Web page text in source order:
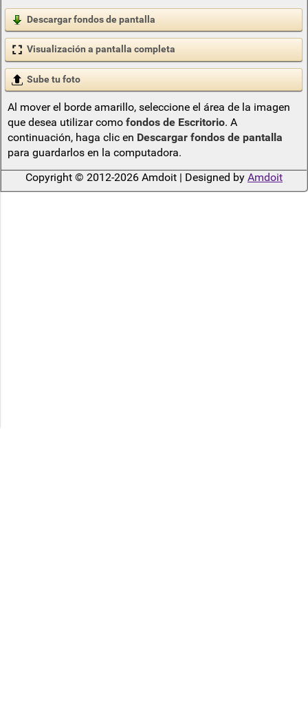
Descargar fondos de pantalla
Visualización a pantalla completa
Sube tu foto
Al mover el borde amarillo, seleccione el área de la imagen
que desea utilizar como fondos de Escritorio. A
continuación, haga clic en Descargar fondos de pantalla
para guardarlos en la computadora.
Copyright © 2012-2026 Amdoit | Designed by Amdoit